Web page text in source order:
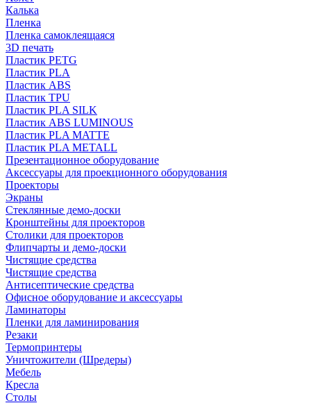
Калька
Пленка
Пленка самоклеящаяся
3D печать
Пластик PETG
Пластик PLA
Пластик ABS
Пластик TPU
Пластик PLA SILK
Пластик ABS LUMINOUS
Пластик PLA MATTE
Пластик PLA METALL
Презентационное оборудование
Аксессуары для проекционного оборудования
Проекторы
Экраны
Стеклянные демо-доски
Кронштейны для проекторов
Столики для проекторов
Флипчарты и демо-доски
Чистящие средства
Чистящие средства
Антисептические средства
Офисное оборудование и аксессуары
Ламинаторы
Пленки для ламинирования
Резаки
Термопринтеры
Уничтожители (Шредеры)
Мебель
Кресла
Столы